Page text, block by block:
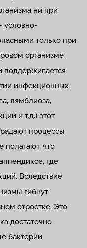
ни при
условно-
только при
организме
инфекционных
лямблиоза,
и т.д.) этот
процессы
что
где
Вследствие
гибнут
отростке. Это
достаточно
бактерии